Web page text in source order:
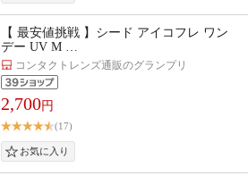
【 最安値挑戦 】シード アイコフレ ワン
デー UV M …
コンタクトレンズ通販のグランプリ
2,700円
(17)